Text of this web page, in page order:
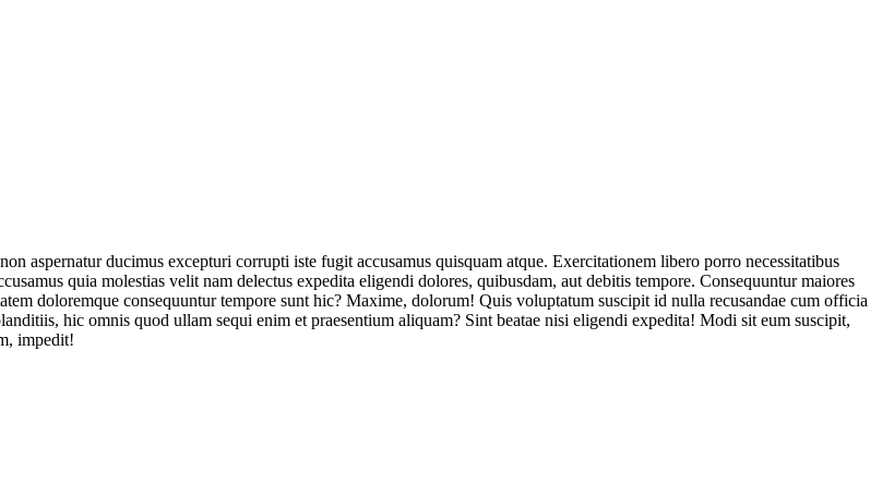
aspernatur ducimus excepturi corrupti iste fugit accusamus quisquam atque. Exercitationem libero porro necessitatibus
quia molestias velit nam delectus expedita eligendi dolores, quibusdam, aut debitis tempore. Consequuntur maiores
doloremque consequuntur tempore sunt hic? Maxime, dolorum! Quis voluptatum suscipit id nulla recusandae cum officia
hic omnis quod ullam sequi enim et praesentium aliquam? Sint beatae nisi eligendi expedita! Modi sit eum suscipit,
impedit!